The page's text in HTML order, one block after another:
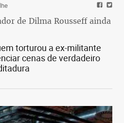
de Dilma Rousseff ainda
torturou a ex-militante
cenas de verdadeiro